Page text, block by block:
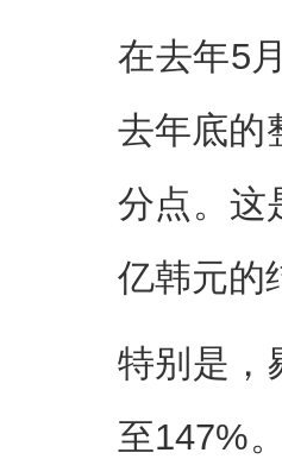
在去年5
去年底的
分点。这
亿韩元的
特别是，
至147%